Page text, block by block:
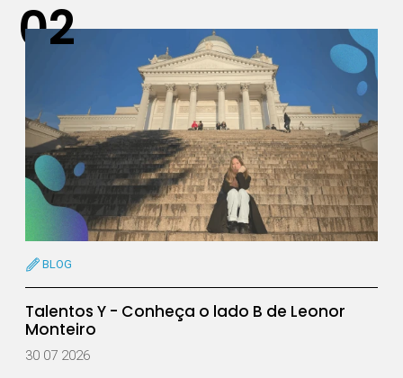
BLOG
Talentos Y - Conheça o lado B de Leonor
Monteiro
30 07 2026